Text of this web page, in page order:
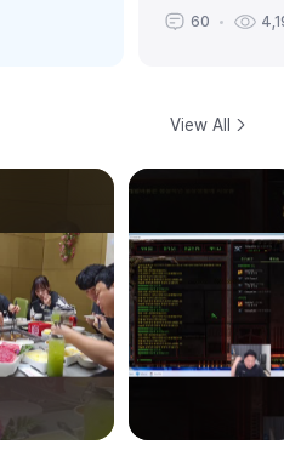
다..그래요 저 과
던쓰레기 전과자
60
View All